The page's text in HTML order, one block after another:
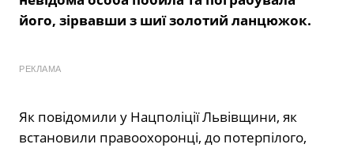
його, зірвавши з шиї золотий ланцюжок.
РЕКЛАМА
Як повідомили у Нацполіції Львівщини, як
встановили правоохоронці, до потерпілого,